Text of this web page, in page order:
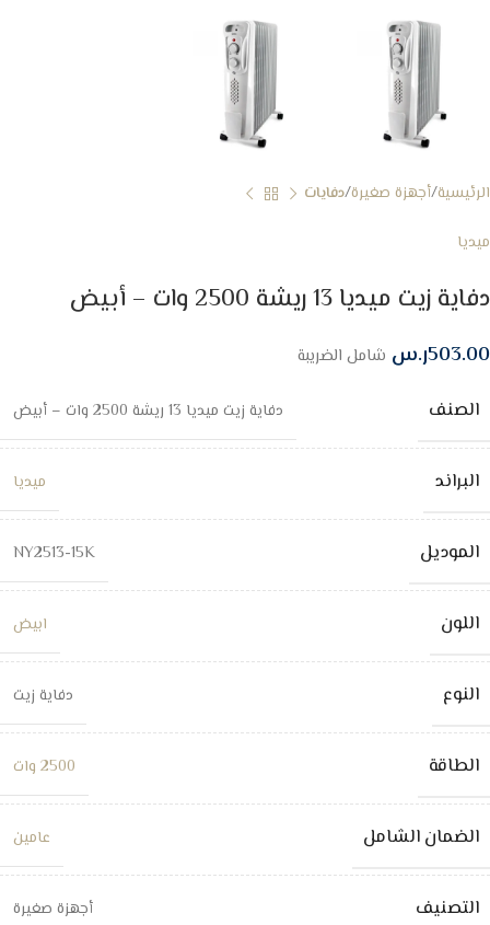
الرئيسية أجهزة صغيرة دفايات
ميديا
دفاية زيت ميديا 13 ريشة 2500 وات – أبيض
503.00ر.س شامل الضريبة
الصنف دفاية زيت ميديا 13 ريشة 2500 وات – أبيض
البراند ميديا
الموديل NY2513-15K
اللون ابيض
النوع دفاية زيت
الطاقة 2500 وات
الضمان الشامل عامين
التصنيف أجهزة صغيرة